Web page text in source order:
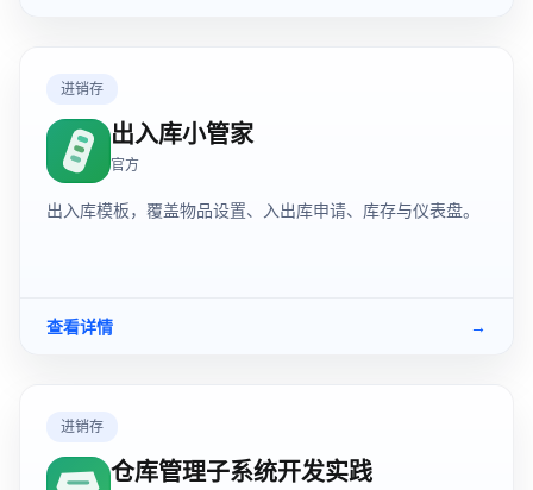
进销存
出入库小管家
官方
出入库模板，覆盖物品设置、入出库申请、库存与仪表盘。
查看详情 →
进销存
仓库管理子系统开发实践